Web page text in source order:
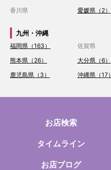
香川県
愛媛県（2）
九州・沖縄
福岡県（163） 佐賀県
熊本県（26）
大分県（6）
鹿児島県（3）
沖縄県（17）
お店検索
タイムライン
お店ブログ